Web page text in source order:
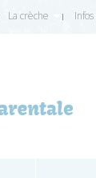
La crèche